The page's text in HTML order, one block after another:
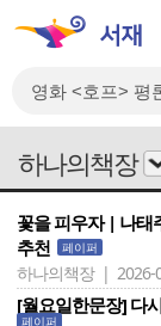
하나의책장
꽃을 피우자 | 나태
추천
페이퍼
하나의책장 | 2026-
[월요일한문장] 다
페이퍼